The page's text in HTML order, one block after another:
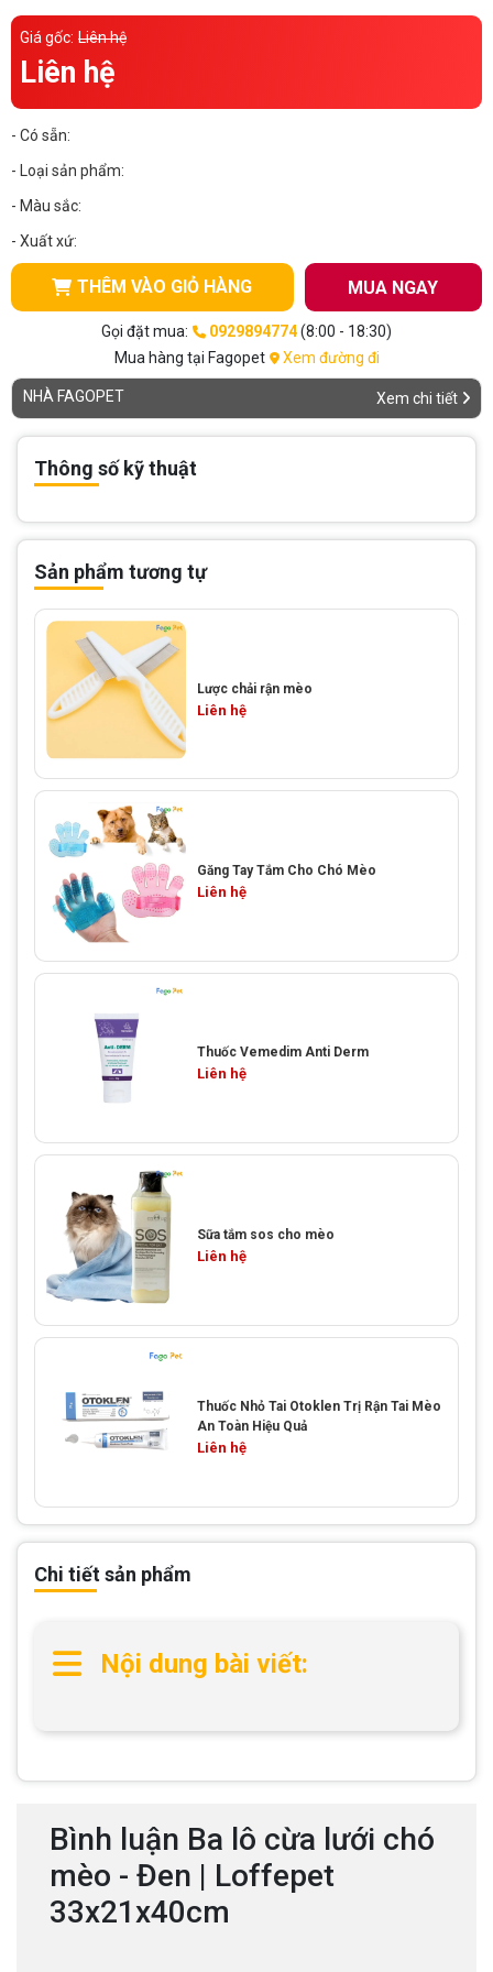
Thông tin về chó
CHÍNH SÁCH
Chính sách mua hàng
Chính sách bảo hành
Chính sách đổi trả
TỔNG ĐÀI TƯ VẤN
Giá gốc: Liên hệ
Liên hệ
- Có sẵn:
- Loại sản phẩm:
- Màu sắc:
- Xuất xứ:
THÊM VÀO GIỎ HÀNG MUA NGAY
Gọi đặt mua: 0929894774(8:00 - 18:30)
Mua hàng tại Fagopet
Xem đường đi
NHÀ FAGOPET Xem chi tiết
Chi tiết sản phẩm
Nội dung bài viết:
Bình luận Ba lô cừa lưới chó
mèo - Đen | Loffepet
33x21x40cm
Thông số kỹ thuật
Sản phẩm tương tự
Lược chải rận mèo
Liên hệ
Găng Tay Tắm Cho Chó Mèo
Liên hệ
Thuốc Vemedim Anti Derm
Liên hệ
Sữa tắm sos cho mèo
Liên hệ
Thuốc Nhỏ Tai Otoklen Trị Rận Tai Mèo
An Toàn Hiệu Quả
Liên hệ